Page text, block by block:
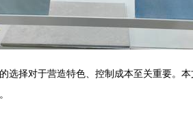
选择对于营造特色、控制成本至关重要。